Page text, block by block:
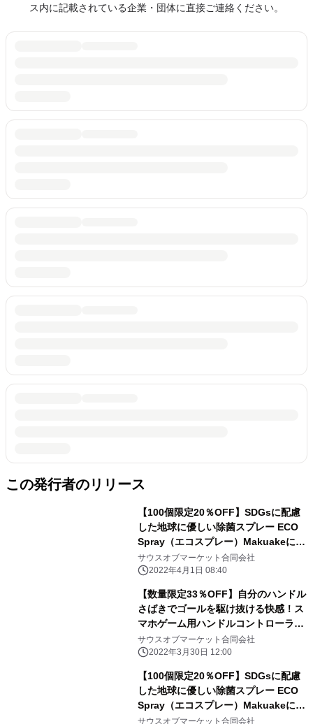
ス内に記載されている企業・団体に直接ご連絡ください。
この発行者のリリース
【100個限定20％OFF】SDGsに配慮
した地球に優しい除菌スプレー ECO
Spray（エコスプレー）Makuakeにて
販売中
サウスオブマーケット合同会社
2022年4月1日 08:40
【数量限定33％OFF】自分のハンドル
さばきでゴールを駆け抜ける快感！ス
マホゲーム用ハンドルコントローラ
ー Makuakeにて3月30日販売開始
サウスオブマーケット合同会社
2022年3月30日 12:00
【100個限定20％OFF】SDGsに配慮
した地球に優しい除菌スプレー ECO
Spray（エコスプレー）Makuakeにて
3月29日販売開始
サウスオブマーケット合同会社